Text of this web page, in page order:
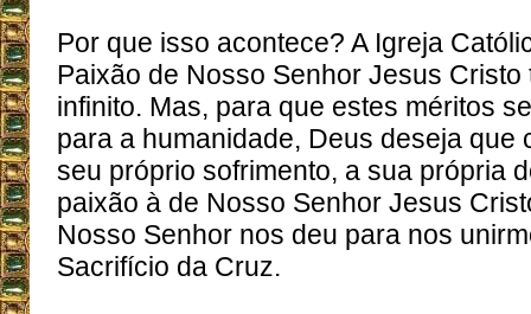
Por que isso acontece? A Igreja
Paixão de Nosso Senhor Jesus Cristo
infinito. Mas, para que estes méritos
para a humanidade, Deus deseja que
seu próprio sofrimento, a sua própria
paixão à de Nosso Senhor Jesus
Nosso Senhor nos deu para nos
Sacrifício da Cruz.